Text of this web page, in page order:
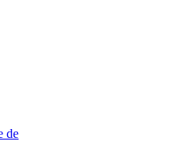
de